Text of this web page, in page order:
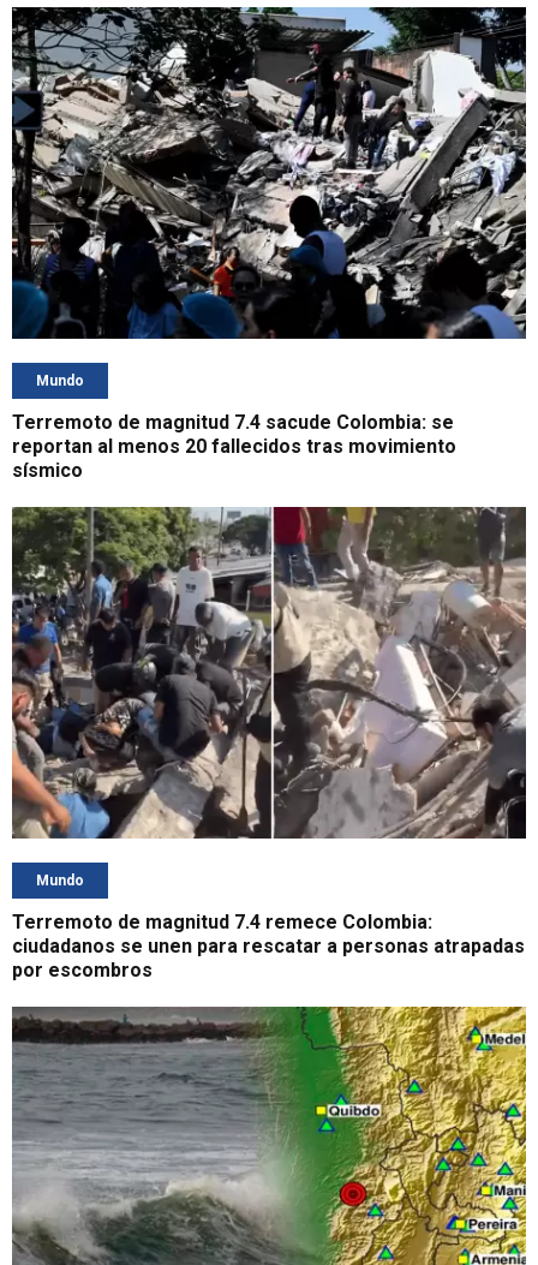
Mundo
Terremoto de magnitud 7.4 sacude Colombia: se
reportan al menos 20 fallecidos tras movimiento
sísmico
Mundo
Terremoto de magnitud 7.4 remece Colombia:
ciudadanos se unen para rescatar a personas atrapadas
por escombros